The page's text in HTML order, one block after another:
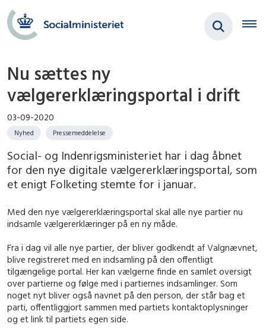
Nu sættes ny
vælgererklæringsportal i drift
03-09-2020
Nyhed Pressemeddelelse
Social- og Indenrigsministeriet har i dag åbnet
for den nye digitale vælgererklæringsportal, som
et enigt Folketing stemte for i januar.
Med den nye vælgererklæringsportal skal alle nye partier nu
indsamle vælgererklæringer på en ny måde.
Fra i dag vil alle nye partier, der bliver godkendt af Valgnævnet,
blive registreret med en indsamling på den offentligt
tilgængelige portal. Her kan vælgerne finde en samlet oversigt
over partierne og følge med i partiernes indsamlinger. Som
noget nyt bliver også navnet på den person, der står bag et
parti, offentliggjort sammen med partiets kontaktoplysninger
og et link til partiets egen side.